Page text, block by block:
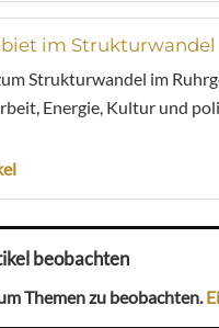
im Strukturwandel
Strukturwandel im
Energie, Kultur und
beobachten
Themen zu beobachten.